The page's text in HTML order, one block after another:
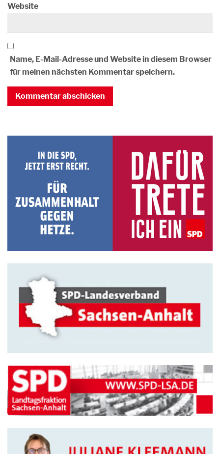
Website
Name, E-Mail-Adresse und Website in diesem Browser
für meinen nächsten Kommentar speichern.